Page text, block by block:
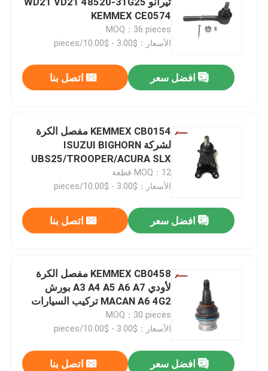
KEMMEX CE0574
MOQ：36 pieces
الأسعار：$3.00 - $10.00/pieces
افضل سعر اتصل بنا
KEMMEX CB0154 مفصل الكرة
لشركة ISUZUI BIGHORN
UBS25/TROOPER/ACURA SLX
OE NO. 8-97103-437-0
MOQ：12 قطعة
الأسعار：$3.00 - $10.00/pieces
افضل سعر اتصل بنا
KEMMEX CB0458 مفصل الكرة
لأودي A3 A4 A5 A6 A7 بورش
MACAN A6 4G2 تركيب السيارات
MOQ：30 pieces
الأسعار：$3.00 - $10.00/pieces
افضل سعر اتصل بنا